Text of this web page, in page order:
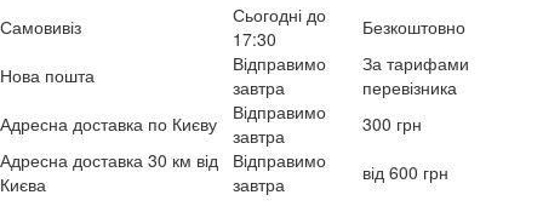
Самовивіз
Сьогодні до
17:30
Безкоштовно
Нова пошта
Відправимо
завтра
За тарифами
перевізника
Адресна доставка по Києву
Відправимо
завтра
300 грн
Адресна доставка 30 км від
Києва
Відправимо
завтра
від 600 грн